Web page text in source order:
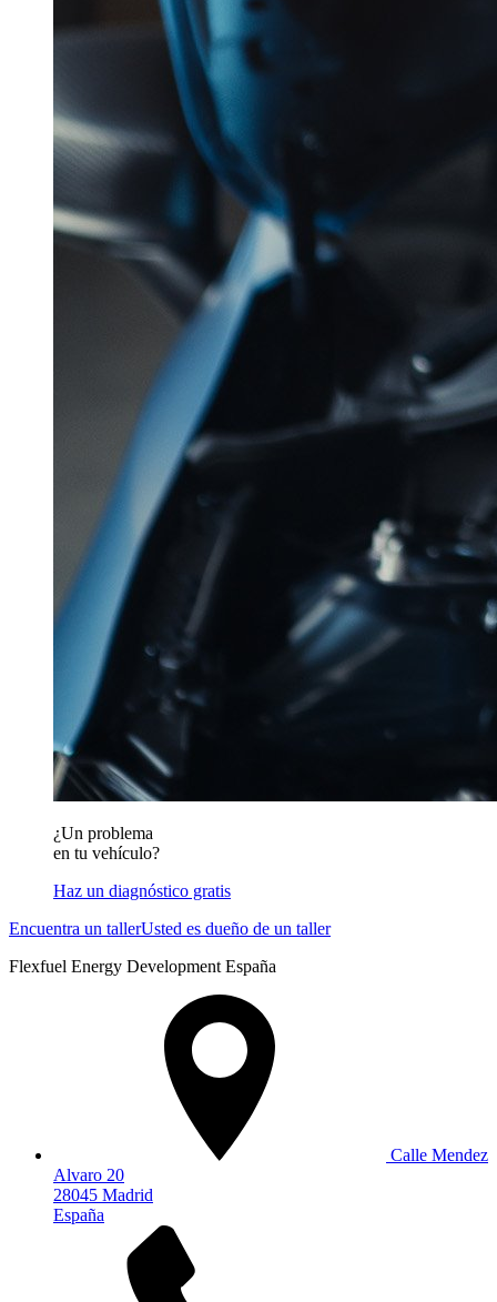
¿Un problema
en tu vehículo?
Haz un diagnóstico gratis
Encuentra un tallerUsted es dueño de un taller
Flexfuel Energy Development España
Calle Mendez
Alvaro 20
28045 Madrid
España